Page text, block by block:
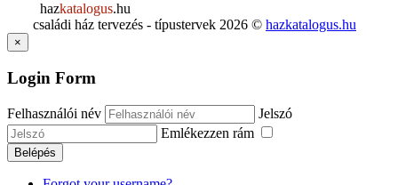
hazkatalogus.hu
családi ház tervezés - típustervek 2026 © hazkatalogus.hu
×
Login Form
Felhasználói név
Jelszó
Emlékezzen rám
Belépés